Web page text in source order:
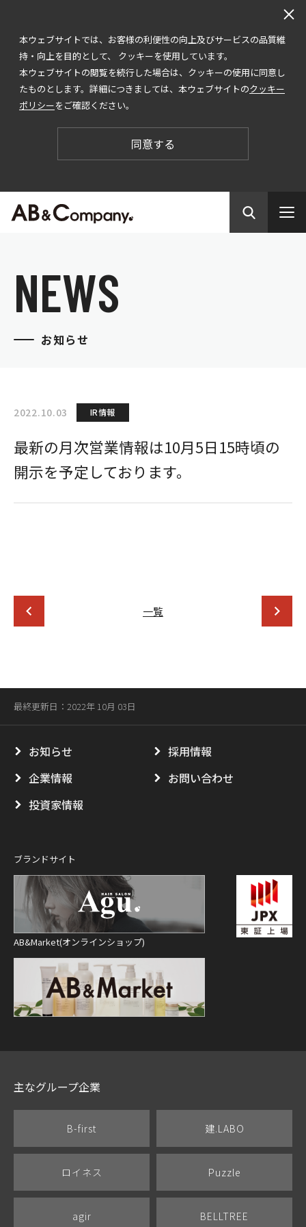
本ウェブサイトでは、お客様の利便性の向上及びサービスの品質維
持・向上を目的として、 クッキーを使用しています。
本ウェブサイトの閲覧を続行した場合は、クッキーの使用に同意し
たものとします。詳細につきましては、本ウェブサイトのクッキー
ポリシーをご確認ください。
同意する
NEWS
お知らせ
2022.10.03 IR情報
最新の月次営業情報は10月5日15時頃の
開示を予定しております。
一覧
最終更新日：2022年 10月 03日
お知らせ
企業情報
投資家情報
採用情報
お問い合わせ
ブランドサイト
AB&Market(オンラインショップ)
主なグループ企業
B-first 建.LABO
ロイネス Puzzle
agir BELLTREE